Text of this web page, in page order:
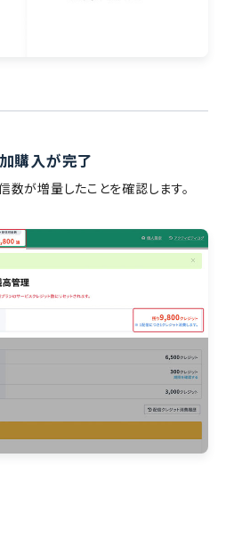
購入が完了
数が増量したことを確認します。